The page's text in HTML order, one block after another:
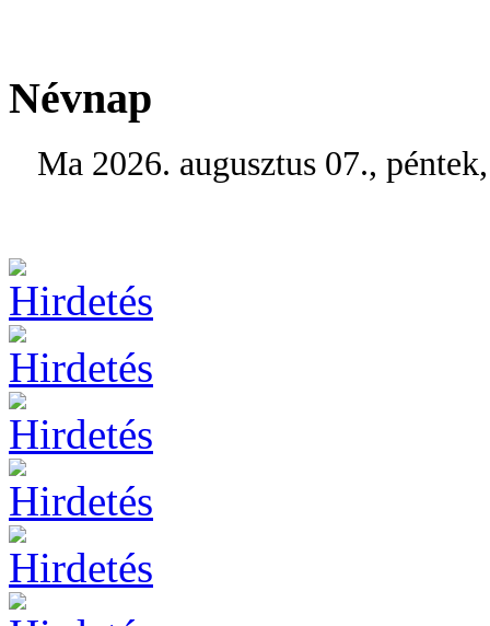
Névnap
Ma 2026. augusztus 07.,